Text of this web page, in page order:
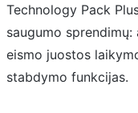
Technology Pack
saugumo
eismo juostos
stabdymo funkcijas.